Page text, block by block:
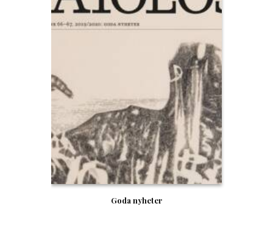
Goda nyheter